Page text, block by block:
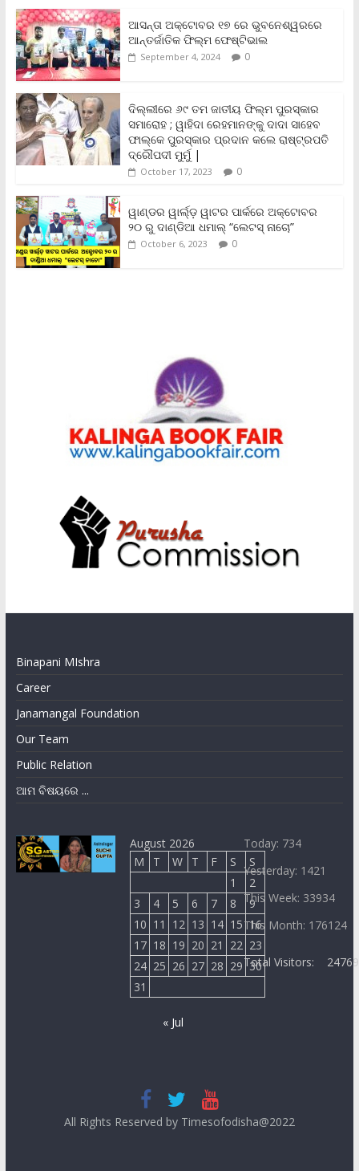
e
b
o
o
k
t
t
e
r
i
l
t
s
A
p
p
L
i
n
k
t
F
r
i
d
l
y
e
ଆସନ୍ତା ଅକ୍ଟୋବର ୧୭ ରେ ଭୁବନେଶ୍ୱରରେ
ଆନ୍ତର୍ଜାତିକ ଫିଲ୍ମ ଫେଷ୍ଟିଭାଲ
September 4, 2024 0
ଦିଲ୍ଲୀରେ ୬୯ ତମ ଜାତୀୟ ଫିଲ୍ମ ପୁରସ୍କାର
ସମାରୋହ ; ୱାହିଦା ରେହମାନଙ୍କୁ ଦାଦା ସାହେବ
ଫାଲ୍‌କେ ପୁରସ୍କାର ପ୍ରଦାନ କଲେ ରାଷ୍ଟ୍ରପତି
ଦ୍ରୌପଦୀ ମୁର୍ମୁ |
October 17, 2023 0
ୱାଣ୍ଡର ୱାର୍ଲ୍‌ଡ଼ ୱାଟର ପାର୍କରେ ଅକ୍ଟୋବର
୨୦ ରୁ ଦାଣ୍ଡିଆ ଧମାଲ୍ “ଲେଟସ୍ ନାଚୋ”
October 6, 2023 0
Binapani MIshra
Career
Janamangal Foundation
Our Team
Public Relation
ଆମ ବିଷୟରେ ...
August 2026
M
T W T F S
S
1
2
3
4 5 6 7 8
9
10 11 12 13 14 15 16
17 18 19 20 21 22 23
24 25 26 27 28 29 30
31
« Jul
Today: 734
Yesterday: 1421
This Week: 33934
This Month: 176124
Total Visitors:
All Rights Reserved by Timesofodisha@2022